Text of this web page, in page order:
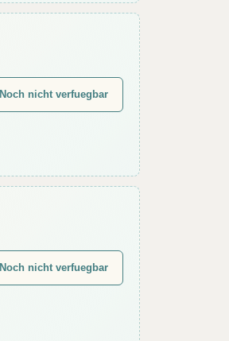
Noch nicht verfuegbar
Noch nicht verfuegbar